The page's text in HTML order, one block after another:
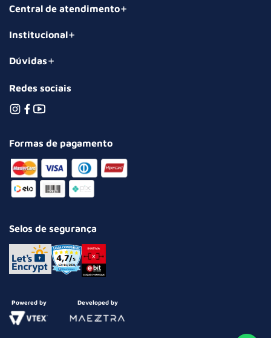
Central de atendimento
Institucional
Dúvidas
Redes sociais
Formas de pagamento
Selos de segurança
Powered by Developed by